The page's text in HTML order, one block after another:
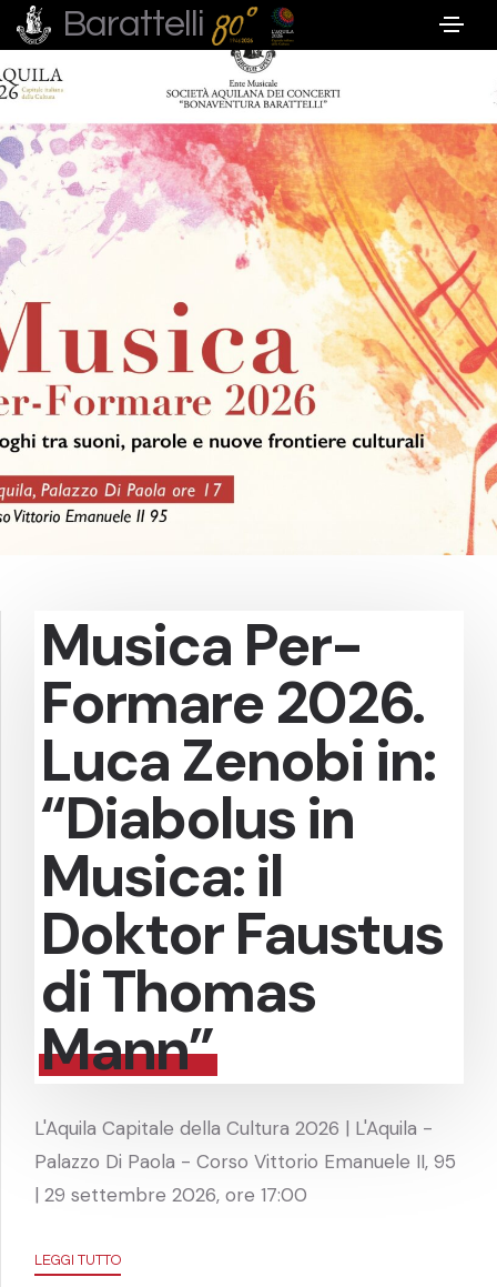
Barattelli
Musica Per-
Formare 2026.
Luca Zenobi in:
“Diabolus in
Musica: il
Doktor Faustus
di Thomas
Mann”
L'Aquila Capitale della Cultura 2026 | L'Aquila -
Palazzo Di Paola - Corso Vittorio Emanuele II, 95
| 29 settembre 2026, ore 17:00
LEGGI TUTTO